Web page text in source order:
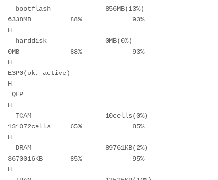
6338MB          88%             93%
H
0MB             88%             93%
H
ESP0(ok, active)
H
H
131072cells     65%             85%
H
3670016KB       85%             95%
H